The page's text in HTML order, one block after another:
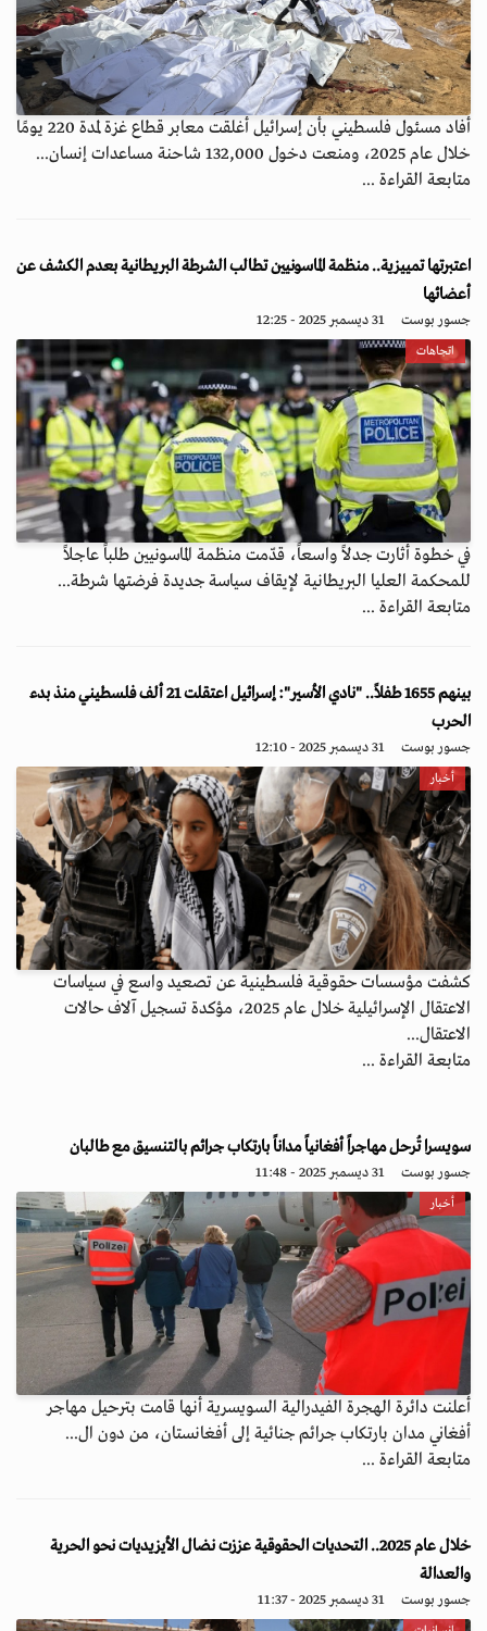
أفاد مسئول فلسطيني بأن إسرائيل أغلقت معابر قطاع غزة لمدة 220 يومًا
خلال عام 2025، ومنعت دخول 132,000 شاحنة مساعدات إنسان...
متابعة القراءة ...
اعتبرتها تمييزية.. منظمة الماسونيين تطالب الشرطة البريطانية بعدم الكشف عن
أعضائها
جسور بوست 31 ديسمبر 2025 - 12:25
اتجاهات
في خطوة أثارت جدلاً واسعاً، قدّمت منظمة الماسونيين طلباً عاجلاً
للمحكمة العليا البريطانية لإيقاف سياسة جديدة فرضتها شرطة...
متابعة القراءة ...
بينهم 1655 طفلاً.. "نادي الأسير": إسرائيل اعتقلت 21 ألف فلسطيني منذ بدء
الحرب
جسور بوست 31 ديسمبر 2025 - 12:10
أخبار
كشفت مؤسسات حقوقية فلسطينية عن تصعيد واسع في سياسات
الاعتقال الإسرائيلية خلال عام 2025، مؤكدة تسجيل آلاف حالات
الاعتقال...
متابعة القراءة ...
سويسرا تُرحل مهاجراً أفغانياً مداناً بارتكاب جرائم بالتنسيق مع طالبان
جسور بوست 31 ديسمبر 2025 - 11:48
أخبار
أعلنت دائرة الهجرة الفيدرالية السويسرية أنها قامت بترحيل مهاجر
أفغاني مدان بارتكاب جرائم جنائية إلى أفغانستان، من دون ال...
متابعة القراءة ...
خلال عام 2025.. التحديات الحقوقية عززت نضال الأيزيديات نحو الحرية
والعدالة
جسور بوست 31 ديسمبر 2025 - 11:37